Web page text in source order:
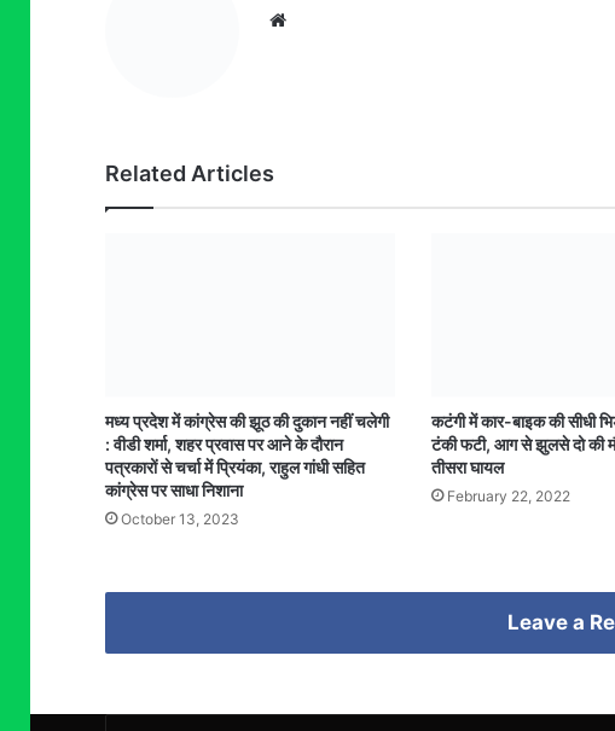
Website
Related Articles
मध्य प्रदेश में कांग्रेस की झूठ की दुकान नहीं चलेगी
: वीडी शर्मा, शहर प्रवास पर आने के दौरान
पत्रकारों से चर्चा में प्रियंका, राहुल गांधी सहित
कांग्रेस पर साधा निशाना
October 13, 2023
कटंगी में कार-बाइक की सीधी
टंकी फटी, आग से झुलसे दो की
तीसरा घायल
February 22, 2022
Leave a